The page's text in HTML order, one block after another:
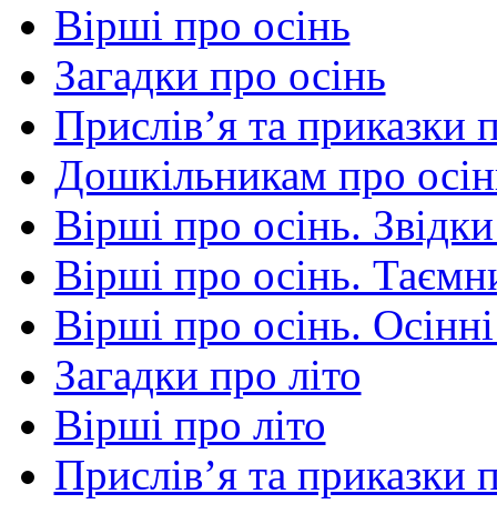
Вірші про осінь
Загадки про осінь
Прислів’я та приказки
Дошкільникам про
Вірші про осінь.
Вірші про осінь.
Вірші про осінь.
Загадки про літо
Вірші про літо
Прислів’я та приказки